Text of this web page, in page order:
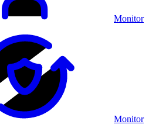
Monitor
Monitor